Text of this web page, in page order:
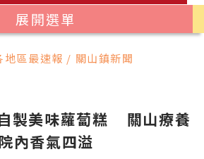
展開選單
區最速報 / 關山鎮新聞
製美味蘿蔔糕 關山療養
內香氣四溢